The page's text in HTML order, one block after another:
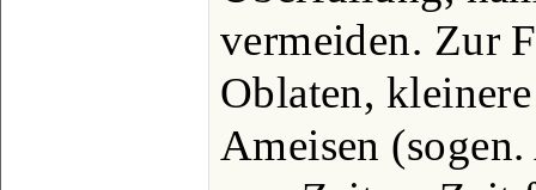
vermeiden. Zur
Oblaten,
Ameisen